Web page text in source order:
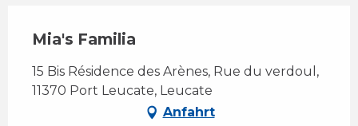
Mia's Familia
15 Bis Résidence des Arènes, Rue du verdoul,
11370 Port Leucate, Leucate
Anfahrt